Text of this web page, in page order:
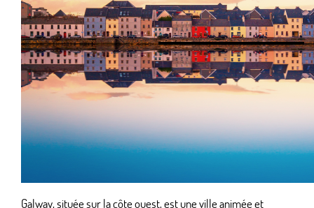
Galway, située sur la côte ouest, est une ville animée et